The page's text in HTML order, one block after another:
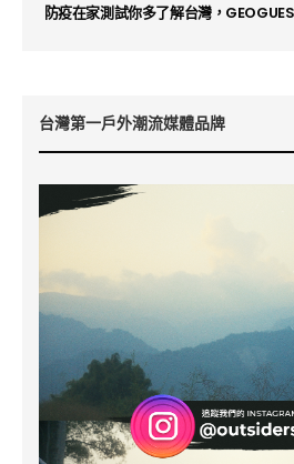
防疫在家測試你多了解台灣，
台灣第一戶外潮流媒體品牌